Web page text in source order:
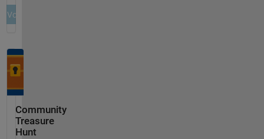
Community
Treasure
Hunt